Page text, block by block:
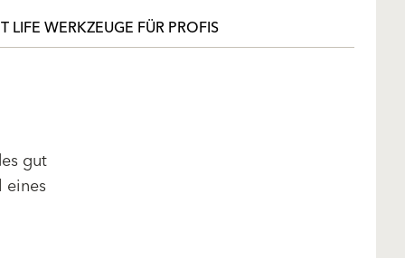
LIFE WERKZEUGE FÜR PROFIS
gut
eines